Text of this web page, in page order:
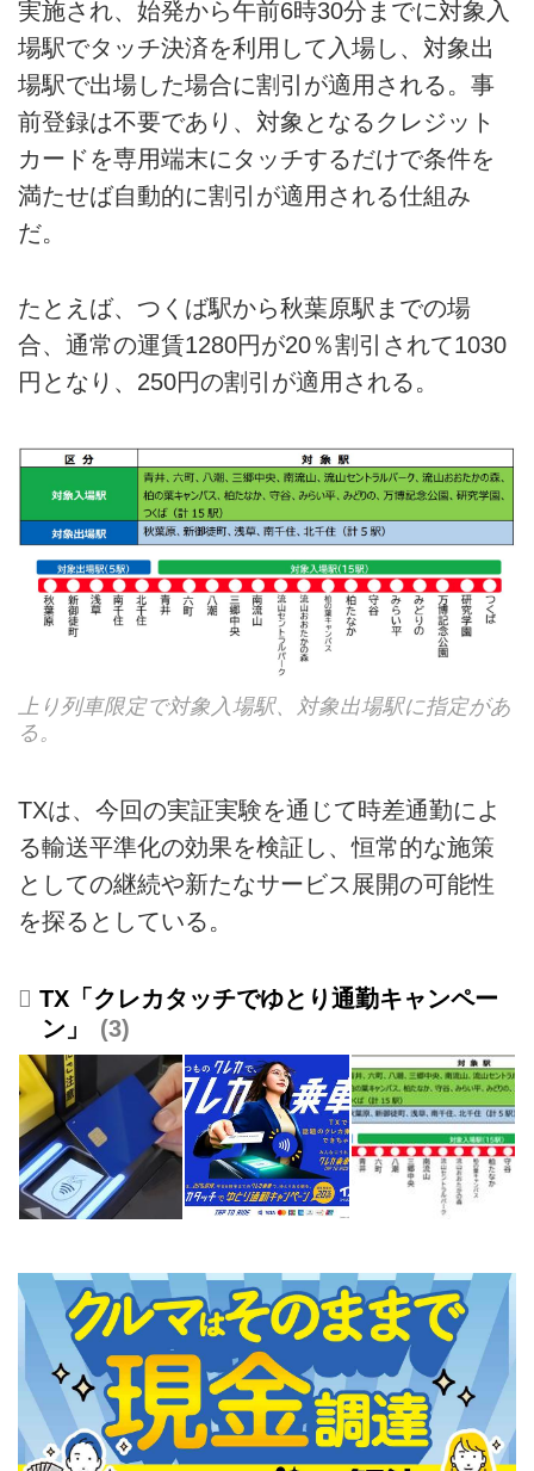
実施され、始発から午前6時30分までに対象入
場駅でタッチ決済を利用して入場し、対象出
場駅で出場した場合に割引が適用される。事
前登録は不要であり、対象となるクレジット
カードを専用端末にタッチするだけで条件を
満たせば自動的に割引が適用される仕組み
だ。
たとえば、つくば駅から秋葉原駅までの場
合、通常の運賃1280円が20％割引されて1030
円となり、250円の割引が適用される。
上り列車限定で対象入場駅、対象出場駅に指定があ
る。
TXは、今回の実証実験を通じて時差通勤によ
る輸送平準化の効果を検証し、恒常的な施策
としての継続や新たなサービス展開の可能性
を探るとしている。
TX「クレカタッチでゆとり通勤キャンペー
ン」
3